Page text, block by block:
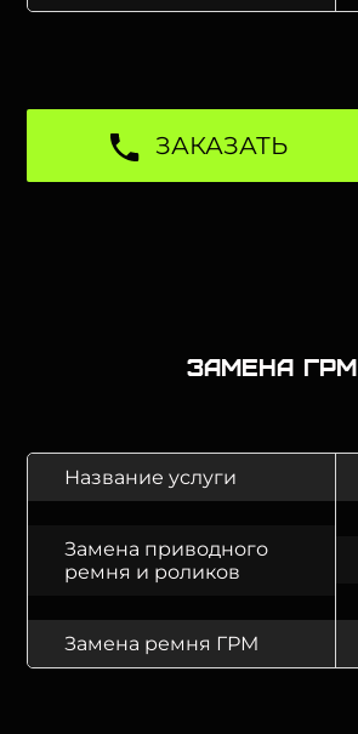
ЗАКАЗАТЬ
Замена ГРМ
Название услуги
Замена приводного
ремня и роликов
Замена ремня ГРМ